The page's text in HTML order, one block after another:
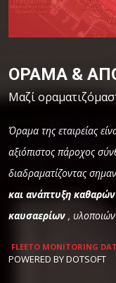
ΟΡΑΜΑ &
Μαζί
Όραμα της εταιρείας
αξιόπιστος πάροχος
διαδραματίζοντας
και ανάπτυξη
καυσαερίων ,
FLEETO MONITORING
POWERED BY DOTSOFT